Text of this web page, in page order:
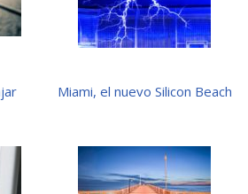
Miami, el nuevo Silicon Beach